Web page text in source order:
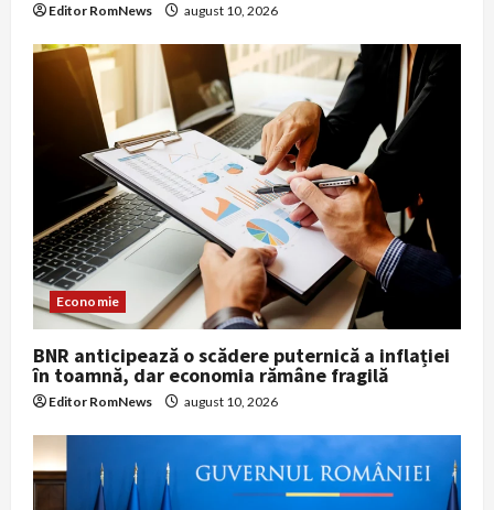
Editor RomNews august 10, 2026
Economie
BNR anticipează o scădere puternică a inflației
în toamnă, dar economia rămâne fragilă
Editor RomNews august 10, 2026